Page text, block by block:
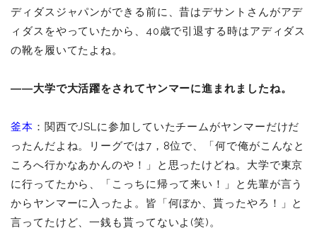
ディダスジャパンができる前に、昔はデサントさんがアデ
ィダスをやっていたから、40歳で引退する時はアディダス
の靴を履いてたよね。
――大学で大活躍をされてヤンマーに進まれましたね。
釜本 ：関西でJSLに参加していたチームがヤンマーだけだ
ったんだよね。リーグでは7，8位で、「何で俺がこんなと
ころへ行かなあかんのや！」と思ったけどね。大学で東京
に行ってたから、「こっちに帰って来い！」と先輩が言う
からヤンマーに入ったよ。皆「何ぼか、貰ったやろ！」と
言ってたけど、一銭も貰ってないよ(笑)。